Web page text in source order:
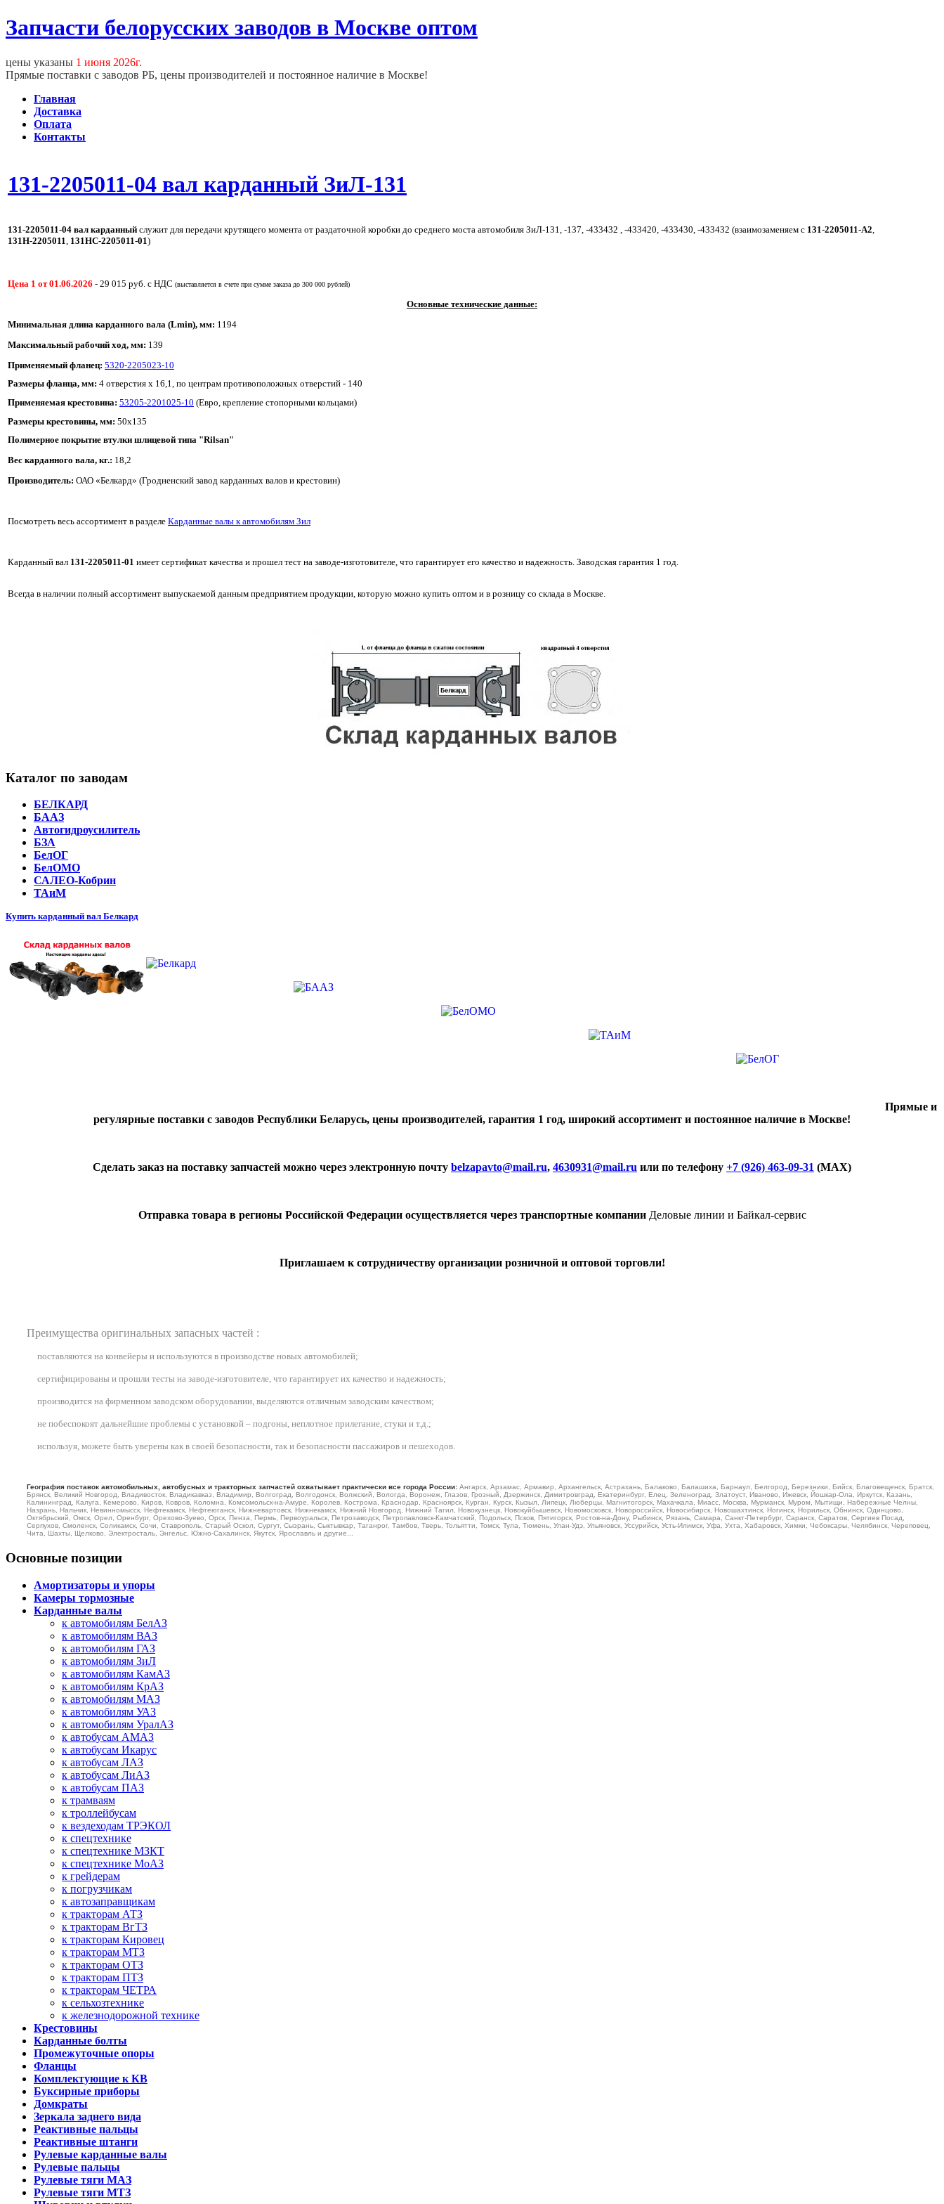
Запчасти белорусских заводов в Москве оптом
цены указаны 1 июня 2026г.
Прямые поставки с заводов РБ, цены производителей и постоянное наличие в Москве!
Главная
Доставка
Оплата
Контакты
131-2205011-04 вал карданный ЗиЛ-131
131-2205011-04 вал карданный служит для передачи крутящего момента от раздаточной коробки до среднего моста автомобиля ЗиЛ-131, -137, -433432 , -433420, -433430, -433432 (взаимозаменяем с 131-2205011-А2
131Н-2205011 131НС-2205011-01)
Цена 1 от 01.06.2026 - 29 015 руб. с НДС (выставляется в счете при сумме заказа до 300 000 рублей)
Основные технические данные:
Минимальная длина карданного вала (Lmin), мм: 1194
Максимальный рабочий ход, мм: 139
Применяемый фланец: 5320-2205023-10
Размеры фланца, мм: 4 отверстия х 16,1, по центрам противоположных отверстий - 140
Применяемая крестовина: 53205-2201025-10 (Евро, крепление стопорными кольцами)
Размеры крестовины, мм: 50х135
Полимерное покрытие втулки шлицевой типа "Rilsan"
Вес карданного вала, кг.: 18,2
Производитель: ОАО «Белкард» (Гродненский завод карданных валов и крестовин)
Посмотреть весь ассортимент в разделе Карданные валы к автомобилям Зил
Карданный вал 131-2205011-01 имеет сертификат качества и прошел тест на заводе-изготовителе, что гарантирует его качество и надежность. Заводская гарантия 1 год.
Всегда в наличии полный ассортимент выпускаемой данным предприятием продукции, которую можно купить оптом и в розницу со склада в Москве.
Каталог по заводам
БЕЛКАРД
БААЗ
Автогидроусилитель
БЗА
БелОГ
БелОМО
САЛЕО-Кобрин
ТАиМ
Купить карданный вал Белкард
Прямые и
регулярные поставки с заводов Республики Беларусь, цены производителей, гарантия 1 год, широкий ассортимент и постоянное наличие в Москве!
Сделать заказ на поставку запчастей можно через электронную почту belzapavto@mail.ru, 4630931@mail.ru или по телефону +7 (926) 463-09-31 (MAX)
Отправка товара в регионы Российской Федерации осуществляется через транспортные компанииДеловые линии и Байкал-сервис
Приглашаем к сотрудничеству организации розничной и оптовой торговли!
Преимущества оригинальных запасных частей :
поставляются на конвейеры и используются в производстве новых автомобилей;
сертифицированы и прошли тесты на заводе-изготовителе, что гарантирует их качество и надежность;
производится на фирменном заводском оборудовании, выделяются отличным заводским качеством;
не побеспокоят дальнейшие проблемы с установкой – подгоны, неплотное прилегание, стуки и т.д.;
используя, можете быть уверены как в своей безопасности, так и безопасности пассажиров и пешеходов.
География поставок автомобильных, автобусных и тракторных запчастей охватывает практически все города России: Ангарск, Арзамас, Армавир, Архангельск, Астрахань, Балаково, Балашиха, Барнаул, Белгород, Березники, Бийск, Благовещенск, Братск,
Брянск, Великий Новгород, Владивосток, Владикавказ, Владимир, Волгоград, Волгодонск, Волжский, Вологда, Воронеж, Глазов, Грозный, Дзержинск, Димитровград, Екатеринбург, Елец, Зеленоград, Златоуст, Иваново, Ижевск, Йошкар-Ола, Иркутск, Казань,
Калининград, Калуга, Кемерово, Киров, Ковров, Коломна, Комсомольск-на-Амуре, Королев, Кострома, Краснодар, Красноярск, Курган, Курск, Кызыл, Липецк, Люберцы, Магнитогорск, Махачкала, Миасс, Москва, Мурманск, Муром, Мытищи, Набережные Челны,
Назрань, Нальчик, Невинномысск, Нефтекамск, Нефтеюганск, Нижневартовск, Нижнекамск, Нижний Новгород, Нижний Тагил, Новокузнецк, Новокуйбышевск, Новомосковск, Новороссийск, Новосибирск, Новошахтинск, Ногинск, Норильск, Обнинск, Одинцово,
Октябрьский, Омск, Орел, Оренбург, Орехово-Зуево, Орск, Пенза, Пермь, Первоуральск, Петрозаводск, Петропавловск-Камчатский, Подольск, Псков, Пятигорск, Ростов-на-Дону, Рыбинск, Рязань, Самара, Санкт-Петербург, Саранск, Саратов, Сергиев Посад,
Серпухов, Смоленск, Соликамск, Сочи, Ставрополь, Старый Оскол, Сургут, Сызрань, Сыктывкар, Таганрог, Тамбов, Тверь, Тольятти, Томск, Тула, Тюмень, Улан-Удэ, Ульяновск, Уссурийск, Усть-Илимск, Уфа, Ухта, Хабаровск, Химки, Чебоксары, Челябинск, Череповец,
Чита, Шахты, Щелково, Электросталь, Энгельс, Южно-Сахалинск, Якутск, Ярославль и другие...
Основные позиции
Амортизаторы и упоры
Камеры тормозные
Карданные валы
к автомобилям БелАЗ
к автомобилям ВАЗ
к автомобилям ГАЗ
к автомобилям ЗиЛ
к автомобилям КамАЗ
к автомобилям КрАЗ
к автомобилям МАЗ
к автомобилям УАЗ
к автомобилям УралАЗ
к автобусам АМАЗ
к автобусам Икарус
к автобусам ЛАЗ
к автобусам ЛиАЗ
к автобусам ПАЗ
к трамваям
к троллейбусам
к вездеходам ТРЭКОЛ
к спецтехнике
к спецтехнике МЗКТ
к спецтехнике МоАЗ
к грейдерам
к погрузчикам
к автозаправщикам
к тракторам АТЗ
к тракторам ВгТЗ
к тракторам Кировец
к тракторам МТЗ
к тракторам ОТЗ
к тракторам ПТЗ
к тракторам ЧЕТРА
к сельхозтехнике
к железнодорожной технике
Крестовины
Карданные болты
Промежуточные опоры
Фланцы
Комплектующие к КВ
Буксирные приборы
Домкраты
Зеркала заднего вида
Реактивные пальцы
Реактивные штанги
Рулевые карданные валы
Рулевые пальцы
Рулевые тяги МАЗ
Рулевые тяги МТЗ